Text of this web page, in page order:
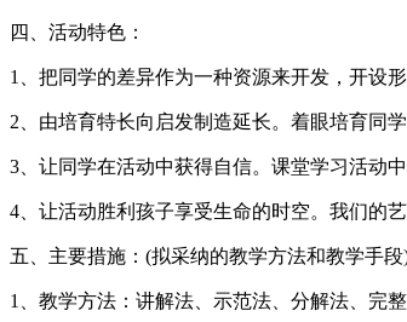
四、活动特色：
1、把同学的差异作为一种资源来开发，开设形
2、由培育特长向启发制造延长。着眼培育同
3、让同学在活动中获得自信。课堂学习活动
4、让活动胜利孩子享受生命的时空。我们的
五、主要措施：(拟采纳的教学方法和教学手段
1、教学方法：讲解法、示范法、分解法、完